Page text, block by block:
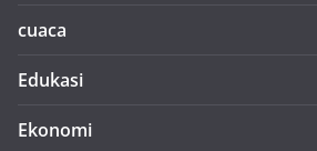
cuaca
Edukasi
Ekonomi